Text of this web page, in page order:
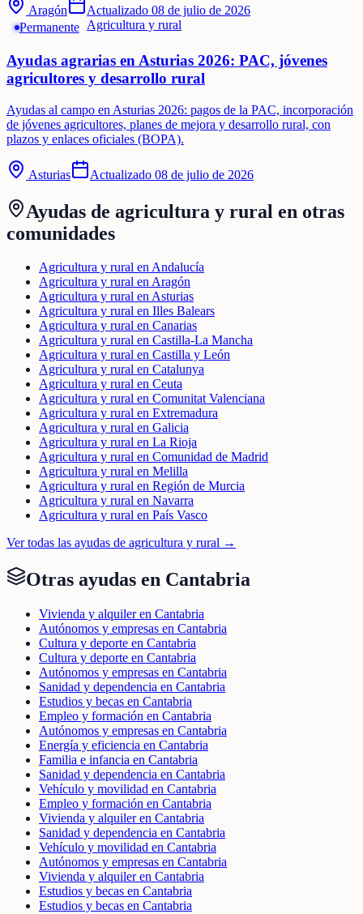
Aragón Actualizado 08 de julio de 2026
Permanente Agricultura y rural
Ayudas agrarias en Asturias 2026: PAC, jóvenes
agricultores y desarrollo rural
Ayudas al campo en Asturias 2026: pagos de la PAC, incorporación
de jóvenes agricultores, planes de mejora y desarrollo rural, con
plazos y enlaces oficiales (BOPA).
Asturias Actualizado 08 de julio de 2026
Ayudas de agricultura y rural en otras
comunidades
Agricultura y rural en Andalucía
Agricultura y rural en Aragón
Agricultura y rural en Asturias
Agricultura y rural en Illes Balears
Agricultura y rural en Canarias
Agricultura y rural en Castilla-La Mancha
Agricultura y rural en Castilla y León
Agricultura y rural en Catalunya
Agricultura y rural en Ceuta
Agricultura y rural en Comunitat Valenciana
Agricultura y rural en Extremadura
Agricultura y rural en Galicia
Agricultura y rural en La Rioja
Agricultura y rural en Comunidad de Madrid
Agricultura y rural en Melilla
Agricultura y rural en Región de Murcia
Agricultura y rural en Navarra
Agricultura y rural en País Vasco
Ver todas las ayudas de agricultura y rural →
Otras ayudas en Cantabria
Vivienda y alquiler en Cantabria
Autónomos y empresas en Cantabria
Cultura y deporte en Cantabria
Cultura y deporte en Cantabria
Autónomos y empresas en Cantabria
Sanidad y dependencia en Cantabria
Estudios y becas en Cantabria
Empleo y formación en Cantabria
Autónomos y empresas en Cantabria
Energía y eficiencia en Cantabria
Familia e infancia en Cantabria
Sanidad y dependencia en Cantabria
Vehículo y movilidad en Cantabria
Empleo y formación en Cantabria
Vivienda y alquiler en Cantabria
Sanidad y dependencia en Cantabria
Vehículo y movilidad en Cantabria
Autónomos y empresas en Cantabria
Vivienda y alquiler en Cantabria
Estudios y becas en Cantabria
Estudios y becas en Cantabria